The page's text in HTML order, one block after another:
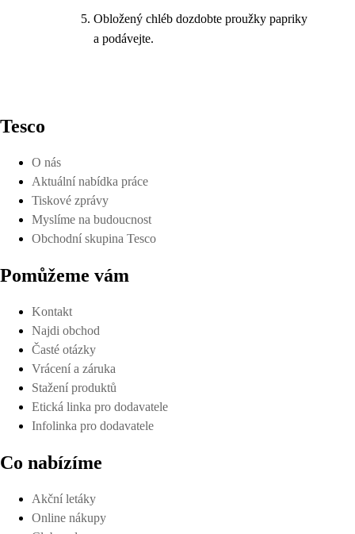
Obložený chléb dozdobte proužky papriky
a podávejte.
Tesco
O nás
Aktuální nabídka práce
Tiskové zprávy
Myslíme na budoucnost
Obchodní skupina Tesco
Pomůžeme vám
Kontakt
Najdi obchod
Časté otázky
Vrácení a záruka
Stažení produktů
Etická linka pro dodavatele
Infolinka pro dodavatele
Co nabízíme
Akční letáky
Online nákupy